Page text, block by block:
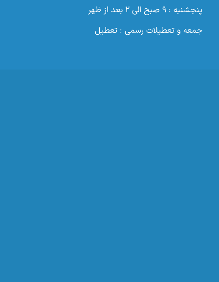
پنجشنبه : ۹ صبح الی ۲ بعد از ظهر
جمعه و تعطیلات رسمی : تعطیل